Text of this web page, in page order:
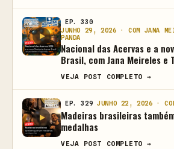
EP. 330
JUNHO 29, 2026 · COM JANA
PANDA
Nacional das Acervas e a
Brasil, com Jana Meireles e
VEJA POST COMPLETO →
EP. 329 JUNHO 22, 2026 ·
Madeiras brasileiras
medalhas
VEJA POST COMPLETO →